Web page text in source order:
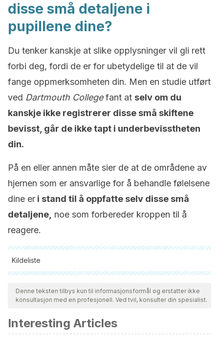
disse små detaljene i
pupillene dine?
Du tenker kanskje at slike opplysninger vil gli rett
forbi deg, fordi de er for ubetydelige til at de vil
fange oppmerksomheten din. Men en studie utført
ved Dartmouth Collegefant at selv om du
kanskje ikke registrerer disse små skiftene
bevisst, går de ikke tapt i underbevisstheten
din.
På en eller annen måte sier de at de områdene av
hjernen som er ansvarlige for å behandle følelsene
dine er i stand til å oppfatte selv disse små
detaljene, noe som forbereder kroppen til å
reagere.
Kildeliste
Alle siterte kilder ble grundig gjennomgått av teamet vårt for å
sikre deres kvalitet, pålitelighet, aktualitet og validitet.
Bibliografien i denne artikkelen ble betraktet som pålitelig og
Pupil Size in Relation to Mental Activity during Simple
Denne teksten tilbys kun til informasjonsformål og erstatter ikke
konsultasjon med en profesjonell. Ved tvil, konsulter din spesialist.
Interesting Articles